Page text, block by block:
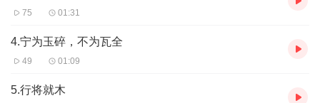
75 01:31
4.宁为玉碎，不为瓦全
49 01:09
5.行将就木